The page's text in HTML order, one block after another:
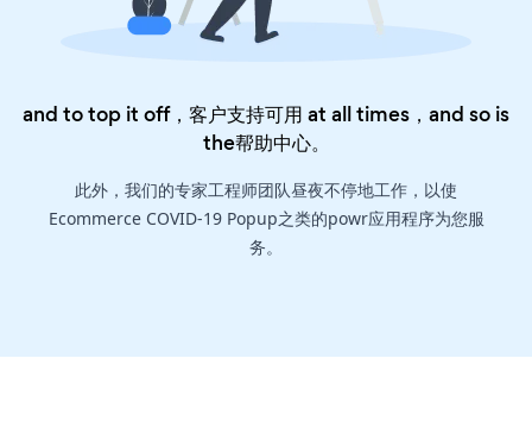
and to top it off，客户支持可用 at all times，and so is
the帮助中心。
此外，我们的专家工程师团队昼夜不停地工作，以使
Ecommerce COVID-19 Popup之类的powr应用程序为您服
务。